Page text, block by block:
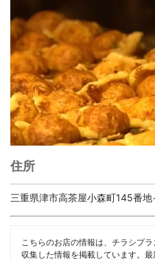
住所
三重県津市高茶屋小森町145番
こちらのお店の情報は、チラシプ
収集した情報を掲載しています。